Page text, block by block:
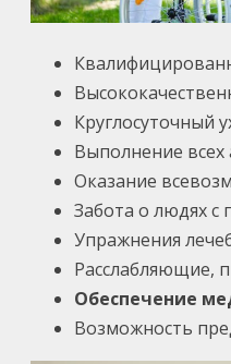
Круглосуточный
Выполнение всех
Оказание
Забота о людях с
Упражнения
Расслабляющие,
Обеспечение
Возможность